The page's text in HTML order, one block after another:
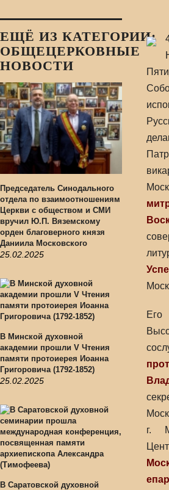
ЕЩЁ ИЗ КАТЕГОРИИ:
ОБЩЕЦЕРКОВНЫЕ
НОВОСТИ
Председатель Синодального
отдела по взаимоотношениям
Церкви с обществом и СМИ
вручил Ю.П. Вяземскому
орден благоверного князя
Даниила Московского
25.02.2025
В Минской духовной
академии прошли V Чтения
памяти протоиерея Иоанна
Григоровича (1792-1852)
25.02.2025
В Саратовской духовной
Его
г.